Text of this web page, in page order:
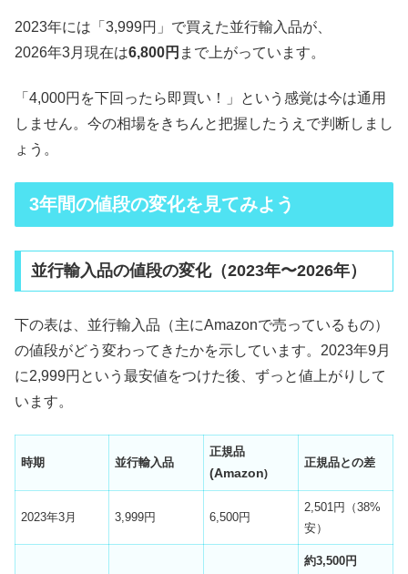
2023年には「3,999円」で買えた並行輸入品が、
2026年3月現在は6,800円 まで上がっています。
「4,000円を下回ったら即買い！」という感覚は今は通用
しません。今の相場をきちんと把握したうえで判断しまし
ょう。
3年間の値段の変化を見てみよう
並行輸入品の値段の変化（2023年〜2026年）
下の表は、並行輸入品（主にAmazonで売っているもの）
の値段がどう変わってきたかを示しています。2023年9月
に2,999円という最安値をつけた後、ずっと値上がりして
います。
時期 並行輸入品
正規品
(Amazon)
正規品との差
2023年3月 3,999円 6,500円
2,501円（38%
安）
約3,500円